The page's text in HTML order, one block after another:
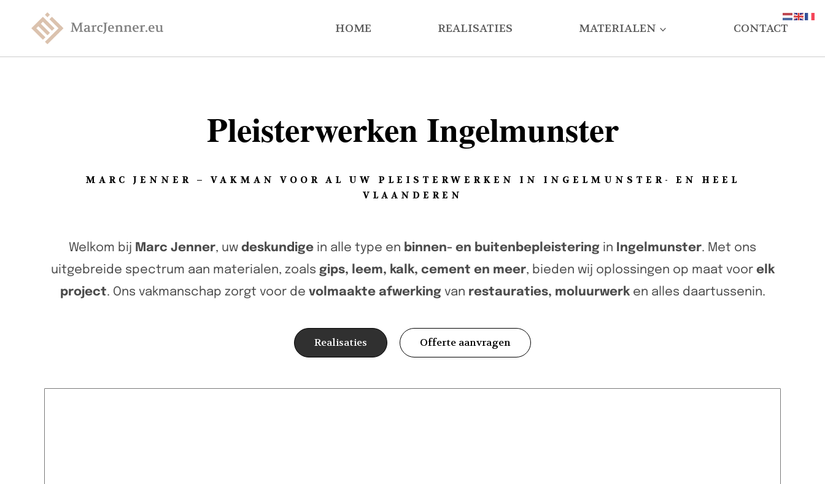
HOME REALISATIES MATERIALEN CONTACT
Pleisterwerken Ingelmunster
MARC JENNER – VAKMAN VOOR AL UW PLEISTERWERKEN IN INGELMUNSTER- EN HEEL
VLAANDEREN
Welkom bij Marc Jenner, uw deskundige in alle type en binnen- en buitenbepleistering in Ingelmunster. Met ons
uitgebreide spectrum aan materialen, zoals gips, leem, kalk, cement en meer, bieden wij oplossingen op maat voor elk
project. Ons vakmanschap zorgt voor de volmaakte afwerkingvan restauraties, moluurwerken alles daartussenin.
Realisaties Offerte aanvragen